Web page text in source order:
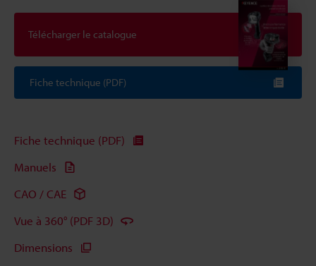
Télécharger le catalogue
Fiche technique (PDF)
Fiche technique (PDF)
Manuels
CAO / CAE
Vue à 360° (PDF 3D)
Dimensions